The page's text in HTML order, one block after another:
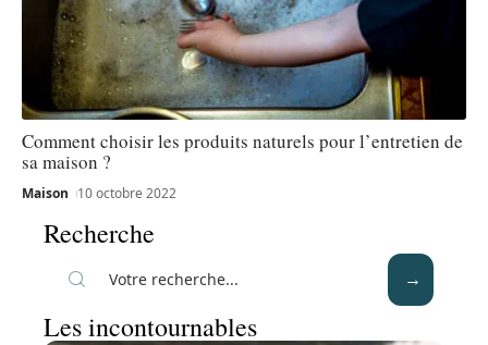
Comment choisir les produits naturels pour l’entretien de
sa maison ?
Maison 10 octobre 2022
Recherche
Les incontournables